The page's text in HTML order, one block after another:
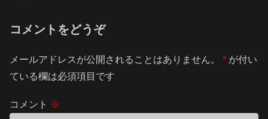
コメントをどうぞ
メールアドレスが公開されることはありません。 * が付い
ている欄は必須項目です
コメント ※